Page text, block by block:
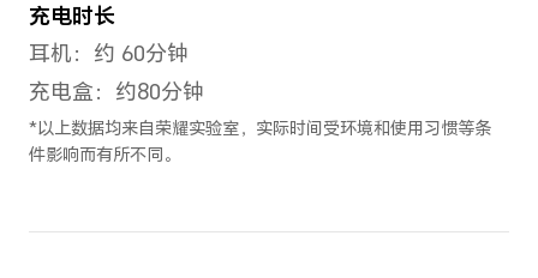
AI翻译、查找耳机、智能情景